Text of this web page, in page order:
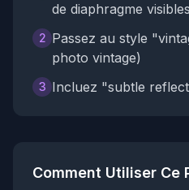
de diaphragme
2 Passez au style
photo vintage)
3 Incluez "subtle
Comment Utiliser Ce